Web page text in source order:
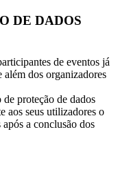
DE DADOS
de eventos já
dos organizadores
proteção de dados
aos seus utilizadores o
a conclusão dos